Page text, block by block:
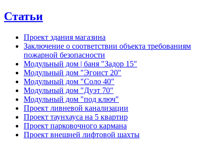
Статьи
Проект здания магазина
Заключение о соответствии объекта требованиям
пожарной безопасности
Модульный дом | баня "Задор 15"
Модульный дом "Эгоист 20"
Модульный дом "Соло 40"
Модульный дом "Дуэт 70"
Модульный дом "под ключ"
Проект ливневой канализации
Проект таунхауса на 5 квартир
Проект парковочного кармана
Проект внешней лифтовой шахты